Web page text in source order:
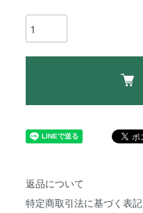
返品について
特定商取引法に基づく表記